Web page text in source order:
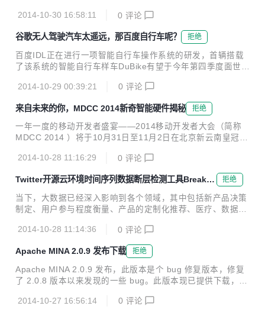
用。安全威胁情报创业企业—-微步在线则完成千万元天使轮
便于进行定制； 删除了进度条在低百分比时的变化； 移除了
所有的translate3d实例，原因是它们会提高重绘性能，并且还
会增加一些跨浏览器Bug； 添加变换来提升转盘在现代浏览器
下的性能； 更新Normalize.css和H5BP打印样式到最新版
本； 提升导航、面板、工具提示、按钮等控件的可访问性；
息，大家可以阅读变更日志或v3.3.0...
2014-10-30 16:58:11 0 评论
谷歌无人驾驶汽车太遥远，那百度自行车呢？ 拒绝
百度IDL正在进行一项智能自行车操作系统的研发，首辆搭载
了该系统的智能自行车样车DuBike有望于今年第四季度面世。
车，智能自行车需要克服什么困难？ 现在的IT科技企业已不局
限于虚拟的App开发，更注重与生活较贴切的实物开发。有点
类似于Google Glass、Fitbit、360手环等等人们看得到摸得
着的东西。当然，本文并不是拿Google无人驾驶汽车和DuBik
e做比较，毕竟两者不是一个类型的项目，我只是将两个事情
鸡血一般的热炒，不过我个人觉得大众应该理性对待这些事
2014-10-29 00:39:21 0 评论
来自未来的你，MDCC 2014新奇智能硬件揭秘 拒绝
一年一度的移动开发者盛宴——2014移动开发者大会（简称
MDCC 2014 ）将于10月31日至11月2日在北京新云南皇冠假
奇智能硬件产品，有百米加速3秒的最新双！轮！汽车，有星
球大战机器人R2D2，有续航7小时无人机.......MDCC 2014移
动开发者大会，欢迎一切来自未来的你！ 凌云自平衡两轮电动
汽车 凌云自平衡两轮电动汽车，像陀螺一样保持稳定高速行驶
的电动汽车，零半径转弯，怎么也撞不翻，电池可插拔，能耗
球大战机器人R2D2 星球大战机器人R2D2， R2D2是...
2014-10-28 11:16:29 0 评论
Twitter开源云环境时间序列数据断层检测工具Breako
utDetection
拒绝
当下，大数据已经深入影响到各个领域，其中包括新产品决策
制定、用户参与程度衡量、产品的定制化推荐、医疗、数据中
一种形式。随着数据收集和挖掘成本的下降，包括Twitter等越
来越多的公司每天都会使用大数据技术执行数百万的度量。而
在生产环境中，时间序列也常常因为内在或（和）外在的因素
而产生breakout（断层，跳跃），不幸的是，这些breakout往
往可能会从本质上影响到用户体验或者（和）业务底线。举个
例子，在云基础设施环境中，系统度量时间序列数据突变（类
似硬件故障影响等因素）可能就会对服务的可用性和性能产生
2014-10-28 11:14:36 0 评论
Apache MINA 2.0.9 发布下载 拒绝
Apache MINA 2.0.9 发布，此版本是个 bug 修复版本，修复
了 2.0.8 版本以来发现的一些 bug。此版本现已提供下载，更
g/ * FAQ - http://mina.apache.org/faq.html * Testimonials -
2014-10-27 16:56:14 0 评论